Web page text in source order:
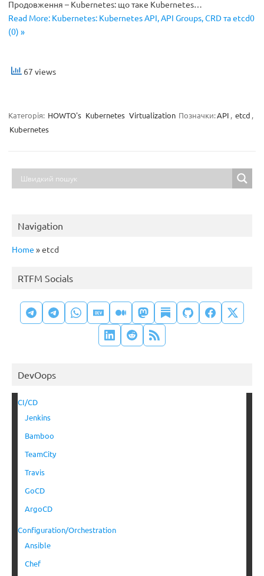
Продовження – Kubernetes: що таке Kubernetes…
Read More: Kubernetes: Kubernetes API, API Groups, CRD та etcd0
(0) »
67 views
Категорія: HOWTO's Kubernetes Virtualization Позначки:API , etcd ,
Kubernetes
Navigation
Home »etcd
RTFM Socials
DevOops
CI/CD
Jenkins
Bamboo
TeamCity
Travis
GoCD
ArgoCD
Configuration/Orchestration
Ansible
Chef